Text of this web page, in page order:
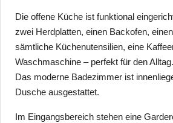
Die offene Küche ist funktional
zwei Herdplatten, einen Backofen,
sämtliche Küchenutensilien, eine
Waschmaschine – perfekt für den Alltag.
Das moderne Badezimmer ist
Dusche ausgestattet.
Im Eingangsbereich stehen eine